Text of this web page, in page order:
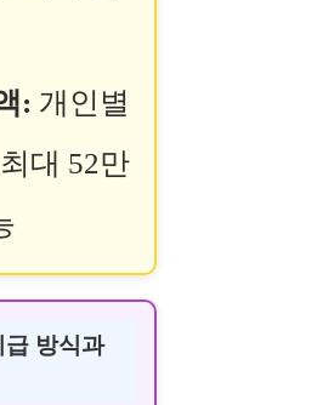
: 개인별
대 52만
급 방식과